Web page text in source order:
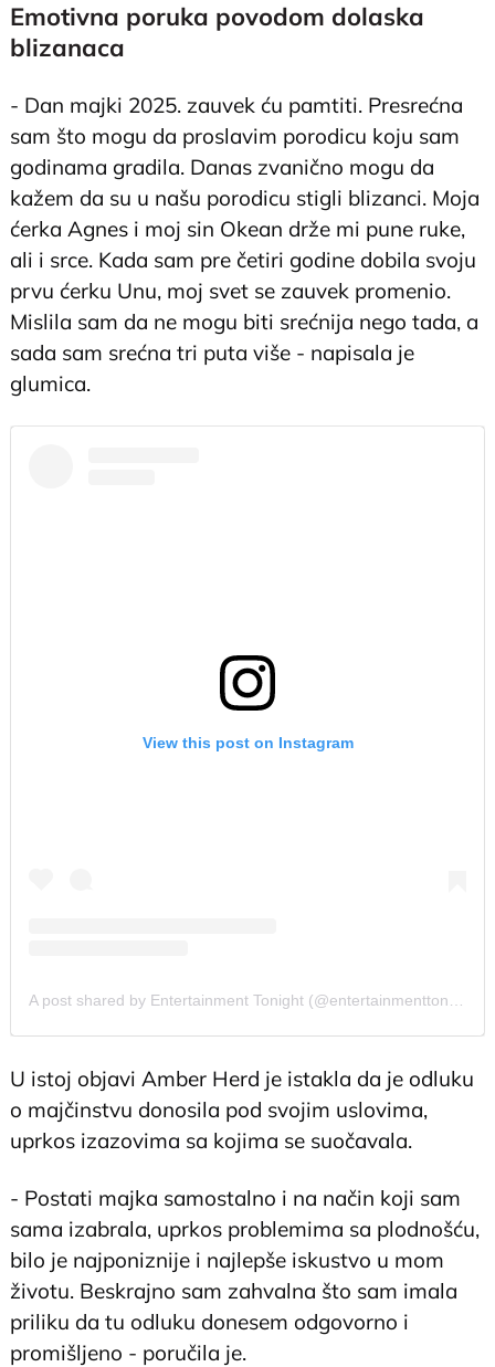
Emotivna poruka povodom dolaska
blizanaca
- Dan majki 2025. zauvek ću pamtiti. Presrećna
sam što mogu da proslavim porodicu koju sam
godinama gradila. Danas zvanično mogu da
kažem da su u našu porodicu stigli blizanci. Moja
ćerka Agnes i moj sin Okean drže mi pune ruke,
ali i srce. Kada sam pre četiri godine dobila svoju
prvu ćerku Unu, moj svet se zauvek promenio.
Mislila sam da ne mogu biti srećnija nego tada, a
sada sam srećna tri puta više - napisala je
glumica.
View this post on Instagram
U istoj objavi Amber Herd je istakla da je odluku
o majčinstvu donosila pod svojim uslovima,
uprkos izazovima sa kojima se suočavala.
- Postati majka samostalno i na način koji sam
sama izabrala, uprkos problemima sa plodnošću,
bilo je najponiznije i najlepše iskustvo u mom
životu. Beskrajno sam zahvalna što sam imala
priliku da tu odluku donesem odgovorno i
promišljeno - poručila je.